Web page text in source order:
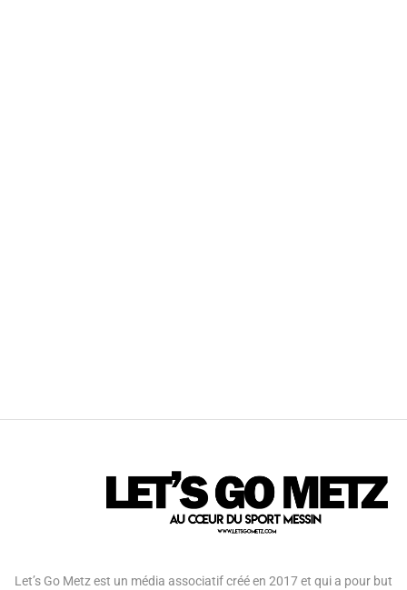
Let’s Go Metz est un média associatif créé en 2017 et qui a pour but